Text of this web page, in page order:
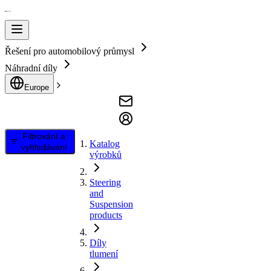
Řešení pro automobilový průmysl
Náhradní díly
Europe
Filtrování a
vyhledávání
Katalog
výrobků
Steering
and
Suspension
products
Díly
tlumení